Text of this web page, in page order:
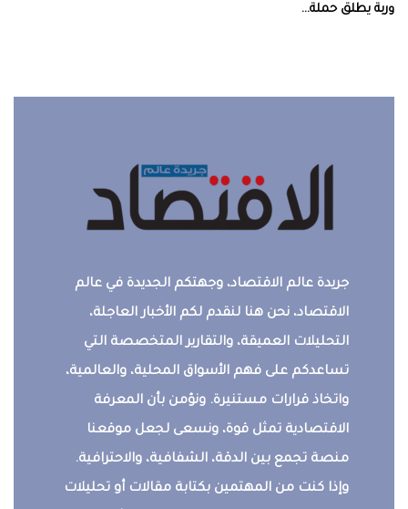
‮‬وربة‮‬‭ ‬يطلق‭ ‬حملة‭ ...
جريدة عالم الاقتصاد، وجهتكم الجديدة في عالم
الاقتصاد، نحن هنا لنقدم لكم الأخبار العاجلة،
التحليلات العميقة، والتقارير المتخصصة التي
تساعدكم على فهم الأسواق المحلية، والعالمية،
واتخاذ قرارات مستنيرة. ونؤمن بأن المعرفة
الاقتصادية تمثل قوة، ونسعى لجعل موقعنا
منصة تجمع بين الدقة، الشفافية، والاحترافية.
وإذا كنت من المهتمين بكتابة مقالات أو تحليلات